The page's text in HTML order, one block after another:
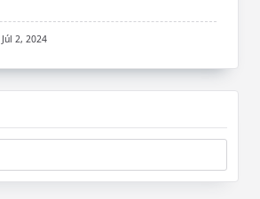
Júl 2, 2024